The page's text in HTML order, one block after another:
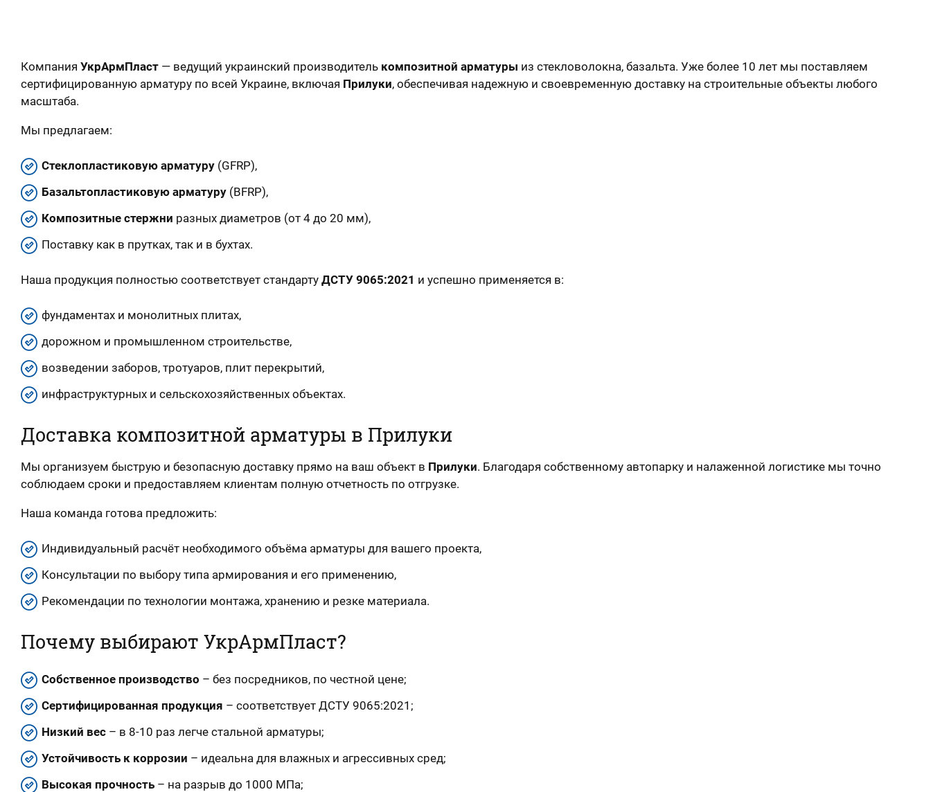
Компания УкрАрмПласт — ведущий украинский производитель композитной арматуры из стекловолокна, базальта. Уже более 10 лет мы поставляем
сертифицированную арматуру по всей Украине, включая Прилуки, обеспечивая надежную и своевременную доставку на строительные объекты любого
масштаба.
Мы предлагаем:
Стеклопластиковую арматуру (GFRP),
Базальтопластиковую арматуру (BFRP),
Композитные стержни разных диаметров (от 4 до 20 мм),
Поставку как в прутках, так и в бухтах.
Наша продукция полностью соответствует стандарту ДСТУ 9065:2021 и успешно применяется в:
фундаментах и монолитных плитах,
дорожном и промышленном строительстве,
возведении заборов, тротуаров, плит перекрытий,
инфраструктурных и сельскохозяйственных объектах.
Доставка композитной арматуры в Прилуки
Мы организуем быструю и безопасную доставку прямо на ваш объект в Прилуки. Благодаря собственному автопарку и налаженной логистике мы точно
соблюдаем сроки и предоставляем клиентам полную отчетность по отгрузке.
Наша команда готова предложить:
Индивидуальный расчёт необходимого объёма арматуры для вашего проекта,
Консультации по выбору типа армирования и его применению,
Рекомендации по технологии монтажа, хранению и резке материала.
Почему выбирают УкрАрмПласт?
Собственное производство – без посредников, по честной цене;
Сертифицированная продукция – соответствует ДСТУ 9065:2021;
Низкий вес – в 8-10 раз легче стальной арматуры;
Устойчивость к коррозии – идеальна для влажных и агрессивных сред;
Высокая прочность – на разрыв до 1000 МПа;